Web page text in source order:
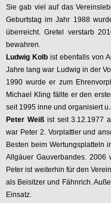
Sie gab viel auf das
Geburtstag im Jahr 1988
überreicht. Gretel verstarb
bewahren.
Ludwig Kolb ist ebenfalls von
Jahre lang war Ludwig in der
1990 wurde er zum
Michael Kling fällte er den
seit 1995 inne und organisiert
Peter Weißist seit 3.12.1977
war Peter 2. Vorplattler und
Besten beim Wertungsplatteln
Allgäuer Gauverbandes. 2006
Peter ist weiterhin für den
als Beisitzer und Fähnrich.
Einsatz.